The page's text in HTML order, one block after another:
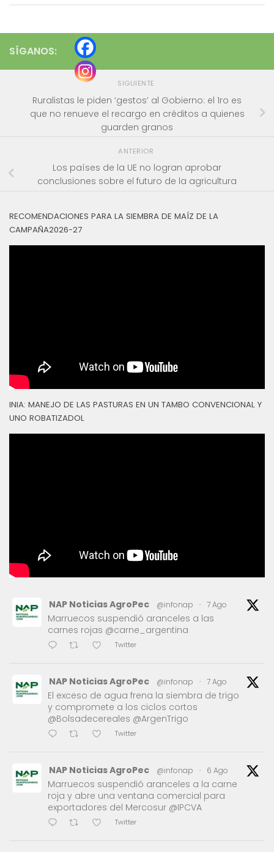
SÍGANOS:
SIGUIENTE
Ruralistas le piden ‘gestos’ al Gobierno: el 1ro es
que no renueve el recargo en créditos a quienes
guarden granos
ANTERIOR
Los países de la UE no logran aprobar
conclusiones sobre el futuro de la agricultura
RECOMENDACIONES PARA LA SIEMBRA DE MAÍZ DE LA
CAMPAÑA2026-27
INIA: MANEJO DE LAS PASTURAS EN UN TAMBO CONVENCIONAL Y
UNO ROBATIZADOL
NAP Noticias AgroPec @infonap · 7 Ago
Marruecos suspendió aranceles a las
carnes rojas @carne_argentina
Twitter
NAP Noticias AgroPec @infonap · 7 Ago
El exceso de agua frena la siembra de trigo
y compromete a los ciclos cortos
@Bolsadecereales @ArgenTrigo
Twitter
NAP Noticias AgroPec @infonap · 6 Ago
Marruecos suspendió aranceles a la carne
roja y abre una ventana comercial para
exportadores del Mercosur @IPCVA
Twitter